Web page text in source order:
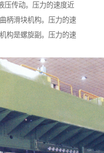
压传动。压力的速度近
柄滑块机构。压力的速
构是螺旋副。压力的速